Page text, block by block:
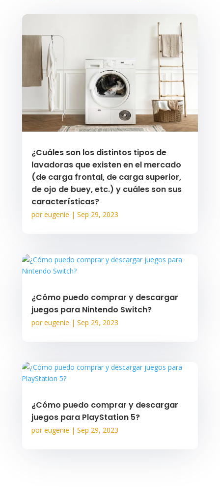
¿Cuáles son los distintos tipos de
lavadoras que existen en el mercado
(de carga frontal, de carga superior,
de ojo de buey, etc.) y cuáles son sus
características?
poreugenie | Sep 29, 2023
¿Cómo puedo comprar y descargar
juegos para Nintendo Switch?
poreugenie | Sep 29, 2023
¿Cómo puedo comprar y descargar
juegos para PlayStation 5?
poreugenie | Sep 29, 2023